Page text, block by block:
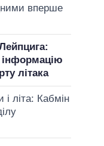
вперше
інформацію
літака
літа: Кабмін